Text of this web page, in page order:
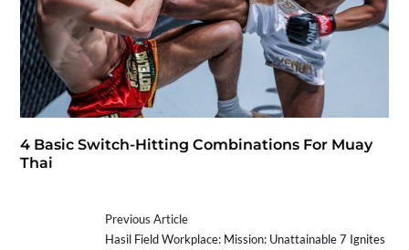
4 Basic Switch-Hitting Combinations For Muay
Thai
Previous Article
Hasil Field Workplace: Mission: Unattainable 7 Ignites